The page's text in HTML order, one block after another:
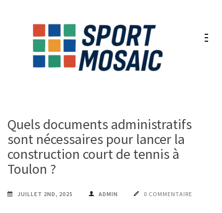
Quels documents administratifs
sont nécessaires pour lancer la
construction court de tennis à
Toulon ?
JUILLET 2ND, 2025 ADMIN 0 COMMENTAIRE